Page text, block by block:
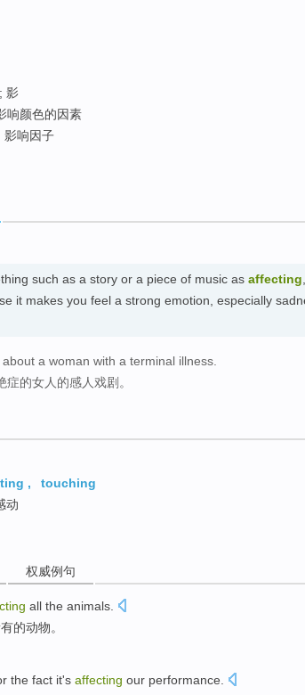
影
响颜色的因素
影响因子
such as a story or a piece of music as affecting
it makes you feel a strong emotion, especially
about a woman with a terminal illness.
的女人的感人戏剧。
,
touching
动
权威例句
all the animals
的动物。
the fact it's affecting our performance